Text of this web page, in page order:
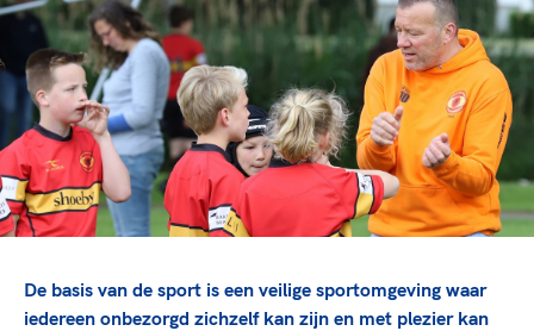
Sportonderzoek
Sportakkoord II
Game Changer
TeamNL kids
Olympische geschiedenis
Nieuwspagina
Veilige en integere sport
Diversiteit en inclusie
Gezonde sportomgeving
Duurzaamheid
Bekwaam sportkader
Vitale clubs en bestuurlijk kader
Clubacties
TeamNL Academie Kalender
Kennisaanbod TeamNL Experts
TeamNL Sport Science Centre
Olympische Spelen LA28
Europese Spelen Istanbul 2027
De basis van de sport is een veilige sportomgeving waar
iedereen onbezorgd zichzelf kan zijn en met plezier kan